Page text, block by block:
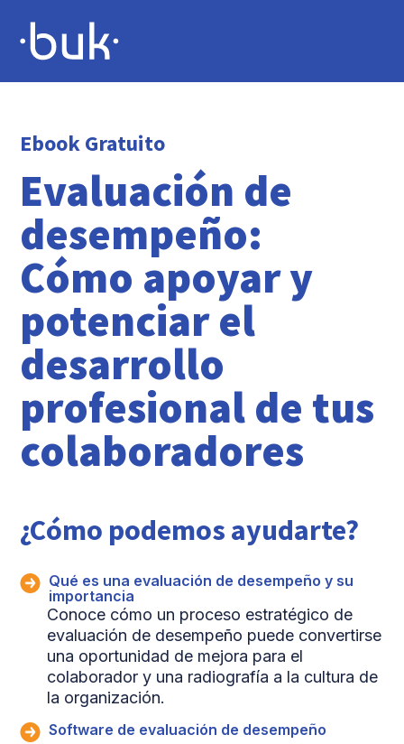
Ebook Gratuito
Evaluación de
desempeño:
Cómo apoyar y
potenciar el
desarrollo
profesional de tus
colaboradores
¿Cómo podemos ayudarte?
Qué es una evaluación de desempeño y su
importancia
Conoce cómo un proceso estratégico de
evaluación de desempeño puede convertirse
una oportunidad de mejora para el
colaborador y una radiografía a la cultura de
la organización.
Software de evaluación de desempeño